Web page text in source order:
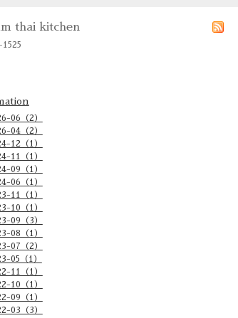
thai kitchen
06（2）
04（2）
12（1）
11（1）
09（1）
06（1）
11（1）
10（1）
09（3）
08（1）
07（2）
05（1）
11（1）
10（1）
09（1）
03（3）